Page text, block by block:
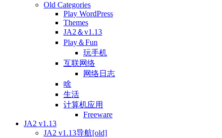
Old Categories
Play WordPress
Themes
JA2＆v1.13
Play＆Fun
玩手机
互联网络
网络日志
啥
生活
计算机应用
Freeware
JA2 v1.13
JA2 v1.13导航[old]